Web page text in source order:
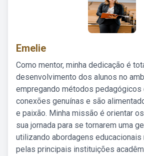
Emelie
Como mentor, minha dedicação é
desenvolvimento dos alunos no
empregando métodos pedagógicos
conexões genuínas e são
e paixão. Minha missão é orientar
sua jornada para se tornarem uma
utilizando abordagens educacionais
pelas principais instituições